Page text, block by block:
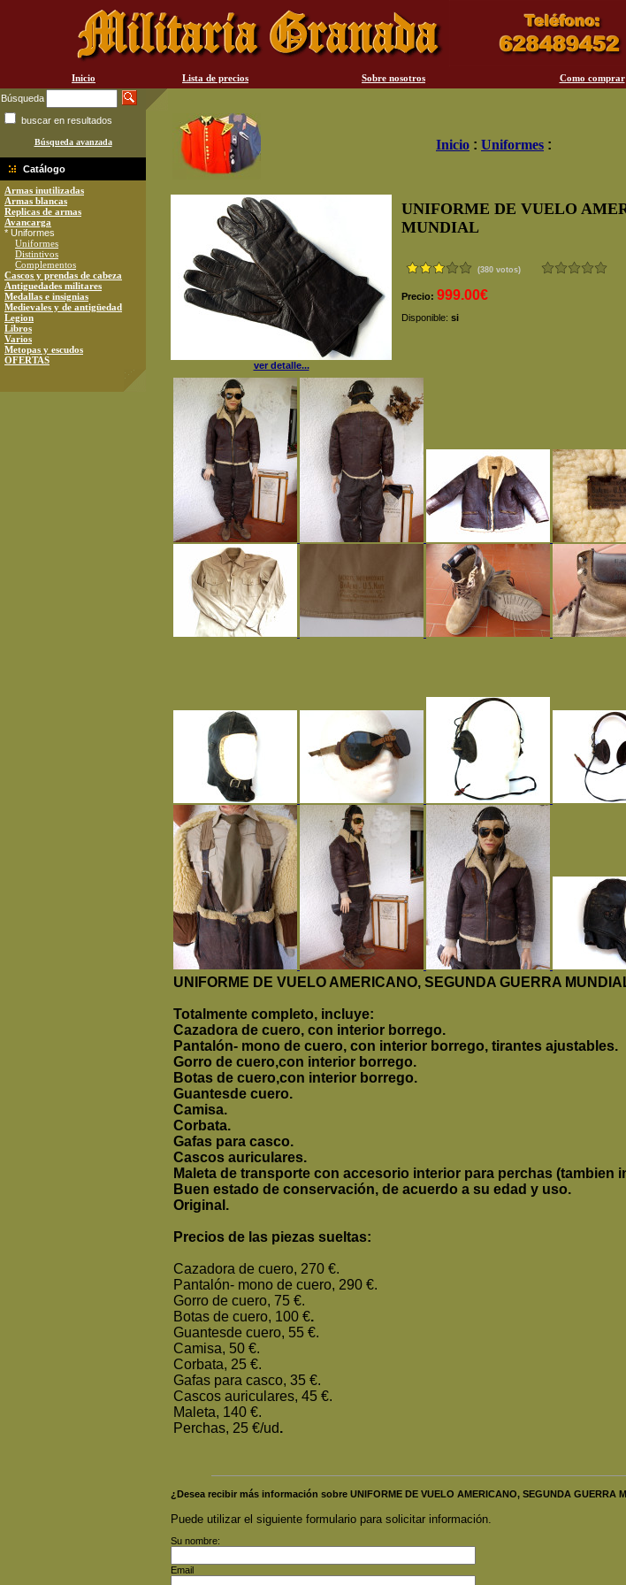
Inicio Lista de precios Sobre nosotros Como comprar
Búsqueda
buscar en resultados
Búsqueda avanzada
Catálogo
Armas inutilizadas
Armas blancas
Replicas de armas
Avancarga
* Uniformes
Uniformes
Distintivos
Complementos
Cascos y prendas de cabeza
Antiguedades militares
Medallas e insignias
Medievales y de antigüedad
Legion
Libros
Varios
Metopas y escudos
OFERTAS
Inicio : Uniformes :
ver detalle...
UNIFORME DE VUELO
MUNDIAL
(380 votos)
Precio: 999.00€
Disponible: si
UNIFORME DE VUELO AMERICANO, SEGUNDA GUERRA
Totalmente completo, incluye:
Cazadora de cuero, con interior borrego.
Pantalón- mono de cuero, con interior borrego, tirantes ajustables.
Gorro de cuero,con interior borrego.
Botas de cuero,con interior borrego.
Guantesde cuero.
Camisa.
Corbata.
Gafas para casco.
Cascos auriculares.
Maleta de transporte con accesorio interior para perchas (tambien
Buen estado de conservación, de acuerdo a su edad y uso.
Original.
Precios de las piezas sueltas:
Cazadora de cuero, 270 €.
Pantalón- mono de cuero, 290 €.
Gorro de cuero, 75 €.
Botas de cuero, 100 €.
Guantesde cuero, 55 €.
Camisa, 50 €.
Corbata, 25 €.
Gafas para casco, 35 €.
Cascos auriculares, 45 €.
Maleta, 140 €.
Perchas, 25 €/ud.
¿Desea recibir más información sobre UNIFORME DE VUELO AMERICANO, SEGUNDA GUERRA
Puede utilizar el siguiente formulario para solicitar información.
Su nombre:
Email